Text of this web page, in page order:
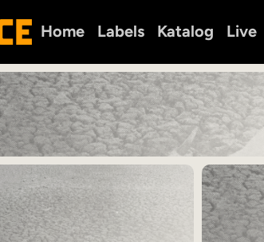
Home Labels Katalog Live